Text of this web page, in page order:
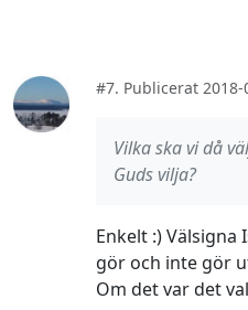
#7. Publicerat 2018-
Vilka ska vi då
Guds vilja?
Enkelt :) Välsigna
gör och inte gör
Om det var det